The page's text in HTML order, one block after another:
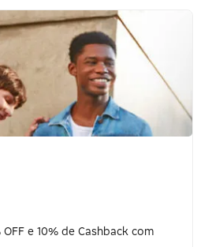
e 10% de Cashback com